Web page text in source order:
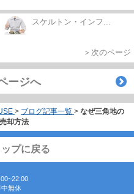
スケルトン・インフ...
＞次のページ
ージへ
> ブログ記事一覧 > なぜ三角地の
却方法
プに戻る
無休